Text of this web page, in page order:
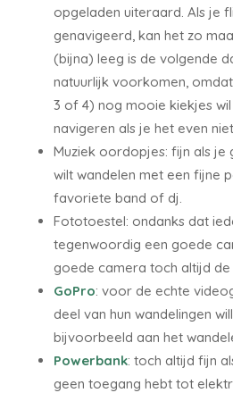
opgeladen uiteraard. Als je
genavigeerd, kan het zo
(bijna) leeg is de volgende
natuurlijk voorkomen,
3 of 4) nog mooie kiekjes wil
navigeren als je het even
Muziek oordopjes: fijn als je
wilt wandelen met een fijne
favoriete band of dj.
Fototoestel: ondanks dat
tegenwoordig een goede
goede camera toch altijd
GoPro: voor de echte
deel van hun wandelingen
bijvoorbeeld aan het
Powerbank: toch altijd fijn
geen toegang hebt tot